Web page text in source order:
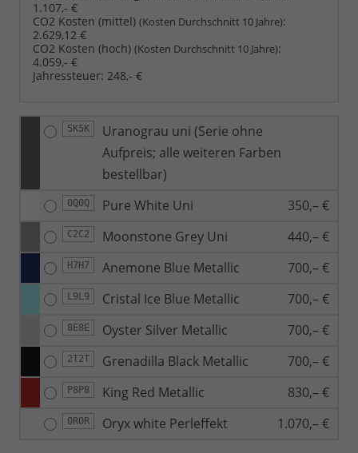
1.107,- €
CO2 Kosten (mittel) (Kosten Durchschnitt 10 Jahre):
2.629,12 €
CO2 Kosten (hoch) (Kosten Durchschnitt 10 Jahre):
4.059,- €
Jahressteuer: 248,- €
5K5K
Uranograu uni (Serie ohne
Aufpreis; alle weiteren Farben
bestellbar)
0Q0Q Pure White Uni 350,– €
C2C2 Moonstone Grey Uni 440,– €
H7H7 Anemone Blue Metallic 700,– €
L9L9 Cristal Ice Blue Metallic 700,– €
8E8E Oyster Silver Metallic 700,– €
2T2T Grenadilla Black Metallic 700,– €
P8P8 King Red Metallic 830,– €
0R0R Oryx white Perleffekt 1.070,– €